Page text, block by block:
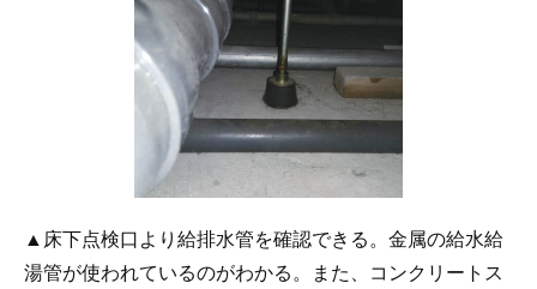
▲床下点検口より給排水管を確認できる。金属の給水給
湯管が使われているのがわかる。また、コンクリートス